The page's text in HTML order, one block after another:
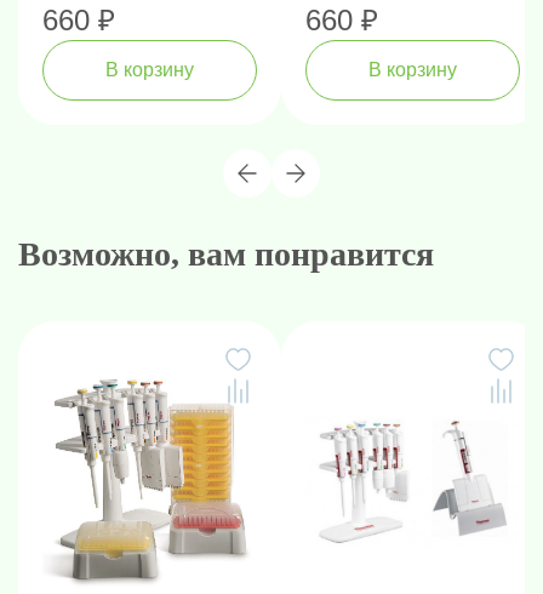
660 ₽
В корзину
660 ₽
В корзину
Возможно, вам понравится